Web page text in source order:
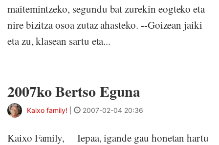
maitemintzeko, segundu bat zurekin eogteko eta
nire bizitza osoa zutaz ahasteko. --Goizean jaiki
eta zu, klasean sartu eta...
2007ko Bertso Eguna
Kaixo family! 2007-02-04 20:36
Kaixo Family, Iepaa, igande gau honetan hartu